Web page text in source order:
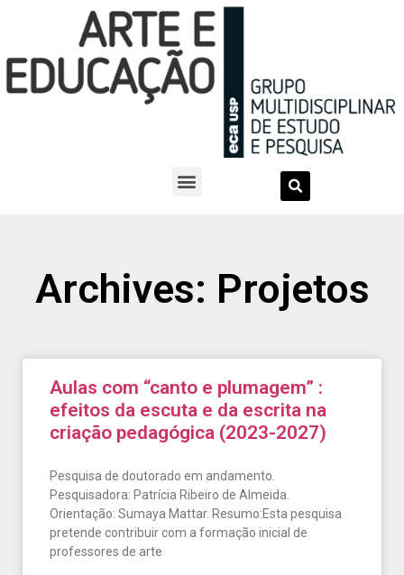
Archives: Projetos
Aulas com “canto e plumagem” :
efeitos da escuta e da escrita na
criação pedagógica (2023-2027)
Pesquisa de doutorado em andamento.
Pesquisadora: Patrícia Ribeiro de Almeida.
Orientação: Sumaya Mattar. Resumo:Esta pesquisa
pretende contribuir com a formação inicial de
professores de arte